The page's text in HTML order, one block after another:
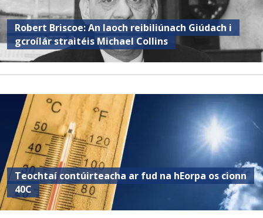
Robert Briscoe: An laoch reibiliúnach Giúdach i
gcroílár straitéis Michael Collins
Teochtaí contúirteacha ar fud na hEorpa os cionn
40C